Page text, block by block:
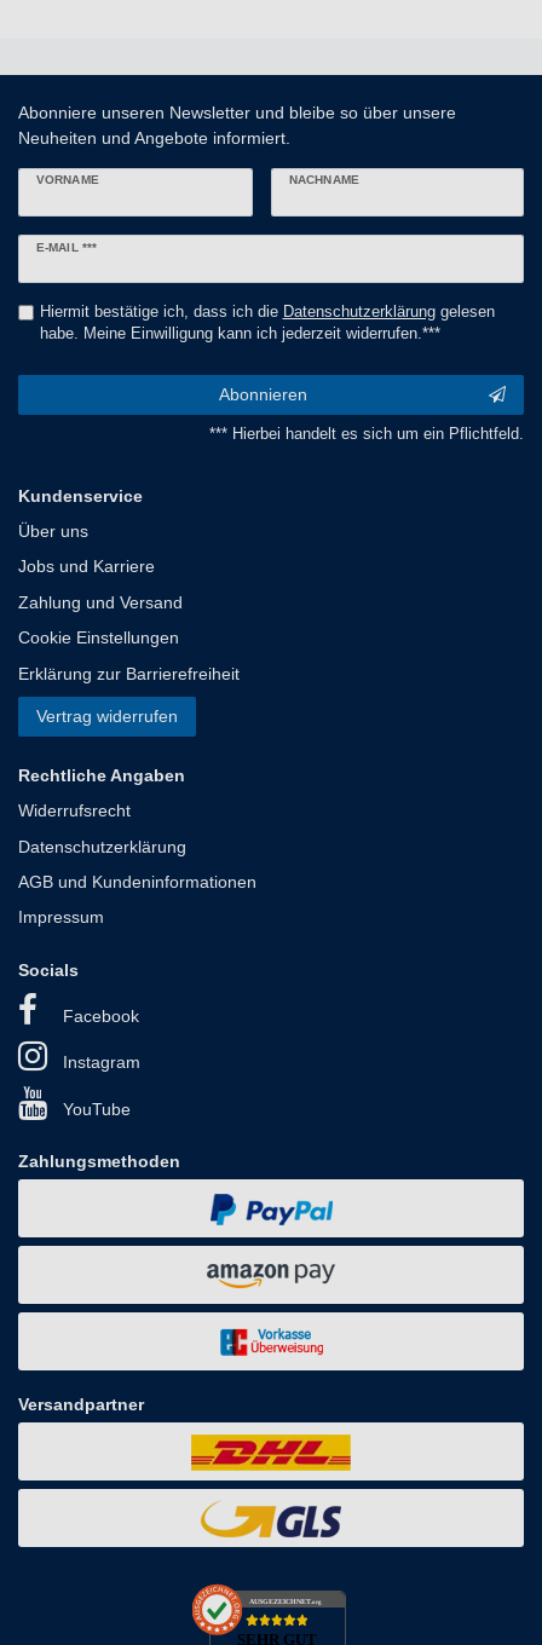
Abonniere unseren Newsletter und bleibe so über unsere
Neuheiten und Angebote informiert.
VORNAME NACHNAME
E-MAIL ***
Newsletter
Hiermit bestätige ich, dass ich die Daten­schutz­erklärunggelesen
habe. Meine Einwilligung kann ich jederzeit widerrufen.***
Abonnieren
*** Hierbei handelt es sich um ein Pflichtfeld.
Kundenservice
Über uns
Jobs und Karriere
Zahlung und Versand
Cookie Einstellungen
Erklärung zur Barrierefreiheit
Vertrag widerrufen
Rechtliche Angaben
Widerrufsrecht
Datenschutzerklärung
AGB und Kundeninformationen
Impressum
Socials
Facebook
Instagram
YouTube
Zahlungsmethoden
Versandpartner
AUSGEZEICHNET.org
SEHR GUT